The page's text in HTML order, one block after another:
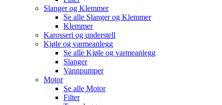
Slanger og Klemmer
Se alle Slanger og Klemmer
Klemmer
Karosseri og understell
Kjøle og varmeanlegg
Se alle Kjøle og varmeanlegg
Slanger
Vannpumper
Motor
Se alle Motor
Filter